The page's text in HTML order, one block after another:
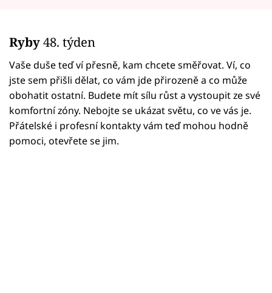
Seriály
Horoskopy
Sledujte prima+
Filmový festival Karlovy Vary
Ryby48. týden
Vaše duše teď ví přesně, kam chcete směřovat. Ví, co
jste sem přišli dělat, co vám jde přirozeně a co může
obohatit ostatní. Budete mít sílu růst a vystoupit ze své
komfortní zóny. Nebojte se ukázat světu, co ve vás je.
Přátelské i profesní kontakty vám teď mohou hodně
pomoci, otevřete se jim.